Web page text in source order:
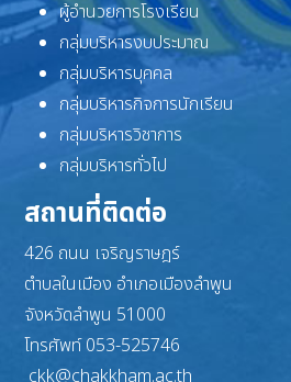
ผู้อำนวยการโรงเรียน
กลุ่มบริหารงบประมาณ
กลุ่มบริหารบุคคล
กลุ่มบริหารกิจการนักเรียน
กลุ่มบริหารวิชาการ
กลุ่มบริหารทั่วไป
สถานที่ติดต่อ
426 ถนน เจริญราษฎร์
ตำบลในเมือง อำเภอเมืองลำพูน
จังหวัดลำพูน 51000
โทรศัพท์ 053-525746